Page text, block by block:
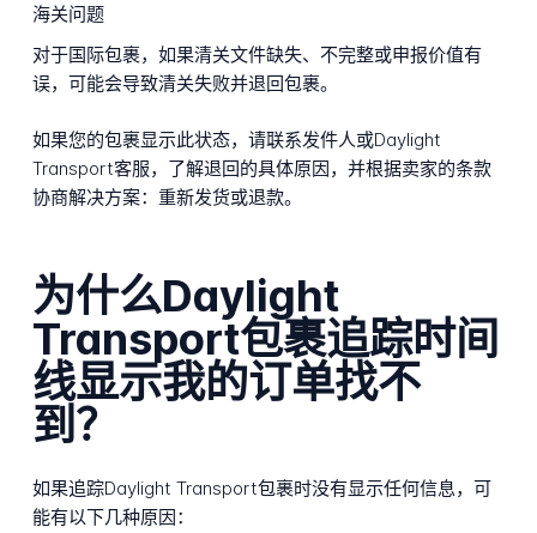
海关问题
对于国际包裹，如果清关文件缺失、不完整或申报价值有
误，可能会导致清关失败并退回包裹。
如果您的包裹显示此状态，请联系发件人或Daylight
Transport客服，了解退回的具体原因，并根据卖家的条款
协商解决方案：重新发货或退款。
为什么Daylight
Transport包裹追踪时间
线显示我的订单找不
到？
如果追踪Daylight Transport包裹时没有显示任何信息，可
能有以下几种原因：